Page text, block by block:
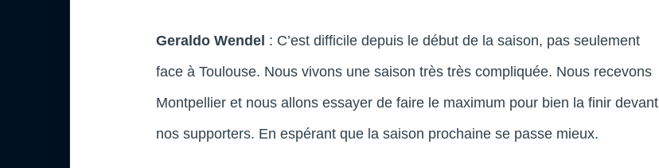
Geraldo Wendel : C’est difficile depuis le début de la saison, pas seulement
face à Toulouse. Nous vivons une saison très très compliquée. Nous recevons
Montpellier et nous allons essayer de faire le maximum pour bien la finir devant
nos supporters. En espérant que la saison prochaine se passe mieux.